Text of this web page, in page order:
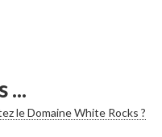
...
le Domaine White Rocks ?